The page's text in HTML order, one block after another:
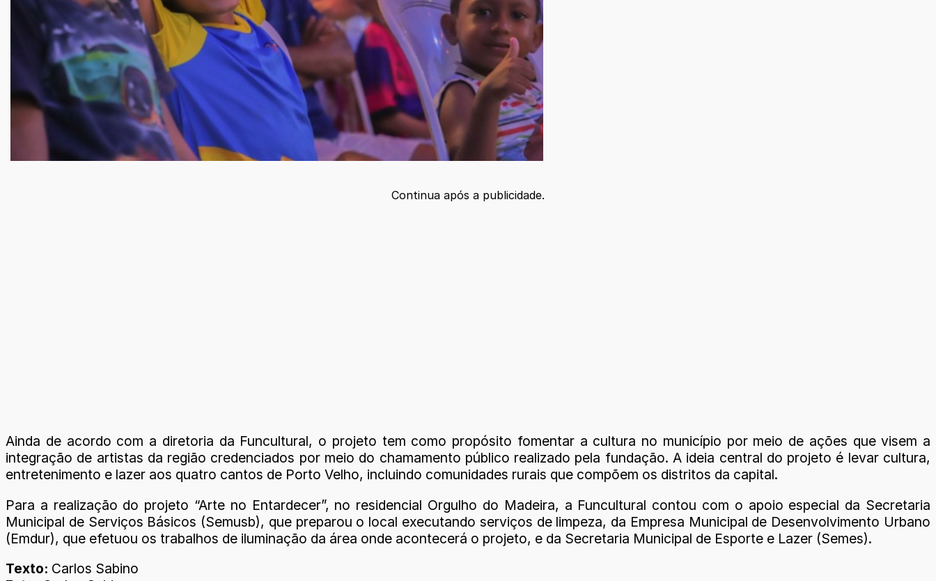
Continua após a publicidade.
Ainda de acordo com a diretoria da Funcultural, o projeto tem como propósito fomentar a cultura no município por meio de ações que visem a
integração de artistas da região credenciados por meio do chamamento público realizado pela fundação. A ideia central do projeto é levar cultura,
entretenimento e lazer aos quatro cantos de Porto Velho, incluindo comunidades rurais que compõem os distritos da capital.
Para a realização do projeto “Arte no Entardecer”, no residencial Orgulho do Madeira, a Funcultural contou com o apoio especial da Secretaria
Municipal de Serviços Básicos (Semusb), que preparou o local executando serviços de limpeza, da Empresa Municipal de Desenvolvimento Urbano
(Emdur), que efetuou os trabalhos de iluminação da área onde acontecerá o projeto, e da Secretaria Municipal de Esporte e Lazer (Semes).
Texto: Carlos Sabino